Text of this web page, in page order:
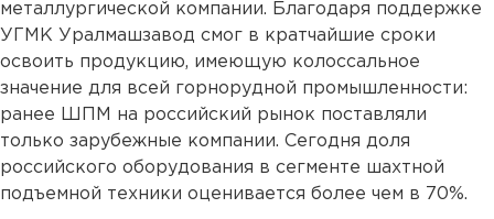
металлургической компании. Благодаря поддержке
УГМК Уралмашзавод смог в кратчайшие сроки
освоить продукцию, имеющую колоссальное
значение для всей горнорудной промышленности:
ранее ШПМ на российский рынок поставляли
только зарубежные компании. Сегодня доля
российского оборудования в сегменте шахтной
подъемной техники оценивается более чем в 70%.